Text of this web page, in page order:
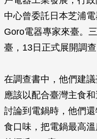
中心曾委託日本芝浦
Goro電器專家來臺。
臺，13日正式展開調查
在調查書中，他們建
應該以配合臺灣主食
討論到電鍋時，他們
食口味，把電鍋最高